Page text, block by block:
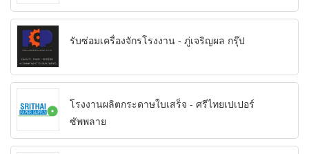
รับซ่อมเครื่องจักรโรงงาน - ภู่เจริญผล กรุ๊ป
โรงงานผลิตกระดาษใบเสร็จ - ศรีไทยเปเปอร์
ซัพพลาย